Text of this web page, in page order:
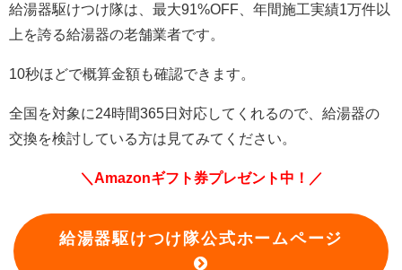
給湯器駆けつけ隊は、最大91%OFF、年間施工実績1万件以
上を誇る給湯器の老舗業者です。
10秒ほどで概算金額も確認できます。
全国を対象に24時間365日対応してくれるので、給湯器の
交換を検討している方は見てみてください。
＼Amazonギフト券プレゼント中！／
給湯器駆けつけ隊公式ホームページ